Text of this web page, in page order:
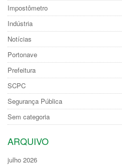
Impostômetro
Indústria
Notícias
Portonave
Prefeitura
SCPC
Segurança Pública
Sem categoria
ARQUIVO
julho 2026